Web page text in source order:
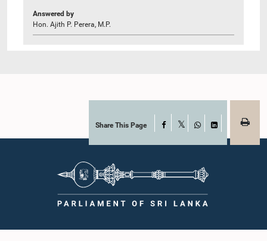
Answered by
Hon. Ajith P. Perera, M.P.
Share This Page Facebook
WhatsAppLinkedIn